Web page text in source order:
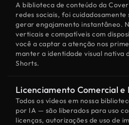
A biblioteca de conteúdo da
redes sociais, foi
gerar engajamento instantâneo.
verticais e compatíveis com
você a captar a atenção nos
manter a identidade visual nativa
Shorts.
Licenciamento Comercial e
Todos os vídeos em nossa
por IA — são liberados para uso
licenças, autorizações de uso de